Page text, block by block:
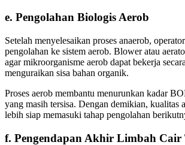
e. Pengolahan Biologis Aerob
Setelah menyelesaikan proses anaerob,
pengolahan ke sistem aerob. Blower atau
agar mikroorganisme aerob dapat bekerja
menguraikan sisa bahan organik.
Proses aerob membantu menurunkan kadar
yang masih tersisa. Dengan demikian, kualitas
lebih siap memasuki tahap pengolahan
f. Pengendapan Akhir Limbah Cair